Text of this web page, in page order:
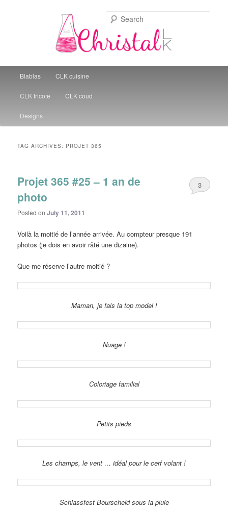
Christal Little Kitchen
Skip to primary content
Skip to secondary content
Blablas CLK cuisine
CLK tricote CLK coud
Designs
TAG ARCHIVES: PROJET 365
Projet 365 #25 – 1 an de
photo
Posted onJuly 11, 2011
3
Voilà la moitié de l’année arrivée. Au compteur presque 191
photos (je dois en avoir râté une dizaine).
Que me réserve l’autre moitié ?
Maman, je fais la top model !
Nuage !
Coloriage familial
Petits pieds
Les champs, le vent … idéal pour le cerf volant !
Schlassfest Bourscheid sous la pluie